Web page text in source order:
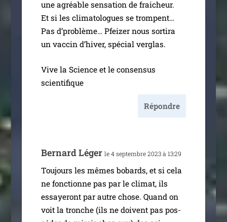
une agréable sen­sa­tion de frai­cheur.
Et si les cli­ma­to­logues se trompent…
Pas d’pro­blème… Pfeizer nous sor­ti­ra
un vac­cin d’hi­ver, spé­cial verglas.
Vive la Science et le consen­sus
scientifique
Répondre
Bernard Léger le 4 sep­tembre 2023 à 13:29
Toujours les mêmes bobards, et si cela
ne fonc­tionne pas par le cli­mat, ils
essaye­ront par autre chose. Quand on
voit la tronche (ils ne doivent pas pos­